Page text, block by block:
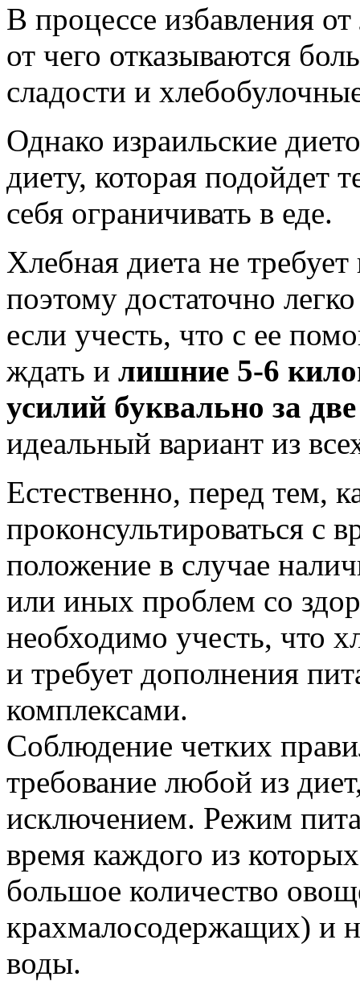
В процессе избавления
от чего отказываются
сладости и
Однако израильские
диету, которая подойдет
себя ограничивать в еде.
Хлебная диета не
поэтому достаточно
если учесть, что с ее
ждать и лишние 5-6
усилий буквально за
идеальный вариант из
Естественно, перед тем,
проконсультироваться с
положение в случае
или иных проблем со
необходимо учесть, что
и требует дополнения
комплексами.
Соблюдение четких
требование любой из
исключением. Режим
время каждого из
большое количество
крахмалосодержащих) и
воды.